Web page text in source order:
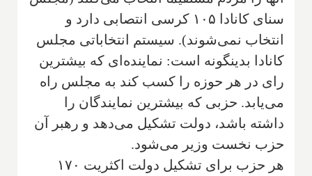
سنای کانادا ۱۰۵ کرسی انتصابی دارد و
انتخاب نمی‌شوند). سیستم انتخاباتی مجلس
کانادا بدینگونه است: نماینده‌‌ای که بیشترین
رای در هر حوزه را کسب کند به مجلس راه
می‌یابد. حزبی که بیشترین نمایندگان را
داشته باشد، دولت تشکیل می‌دهد و رهبر آن
حزب نخست وزیر می‌شود.
هر حزب برای تشکیل دولت اکثریت ۱۷۰